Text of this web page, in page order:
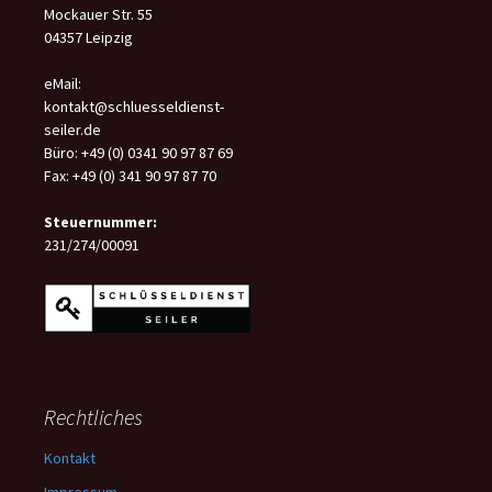
Mockauer Str. 55
04357 Leipzig
eMail:
kontakt@schluesseldienst-
seiler.de
Büro: +49 (0) 0341 90 97 87 69
Fax: +49 (0) 341 90 97 87 70
Steuernummer:
231/274/00091
Rechtliches
Kontakt